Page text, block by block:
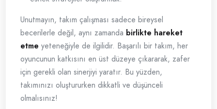
Unutmayın, takım çalışması sadece bireysel
becerilerle değil, aynı zamanda birlikte hareket
etme yeteneğiyle de ilgilidir. Başarılı bir takım, her
oyuncunun katkısını en üst düzeye çıkararak, zafer
için gerekli olan sinerjiyi yaratır. Bu yüzden,
takımınızı oluştururken dikkatli ve düşünceli
olmalısınız!